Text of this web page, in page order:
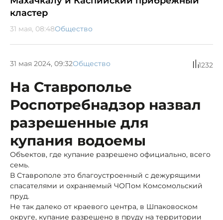
кластер
31 мая, 08:48Общество
31 мая 2024, 09:32Общество 1232
На Ставрополье
Роспотребнадзор назвал
разрешенные для
купания водоемы
Объектов, где купание разрешено официально, всего
семь.
В Ставрополе это благоустроенный с дежурящими
спасателями и охраняемый ЧОПом Комсомольский
пруд.
Не так далеко от краевого центра, в Шпаковоском
округе, купание разрешено в пруду на территории